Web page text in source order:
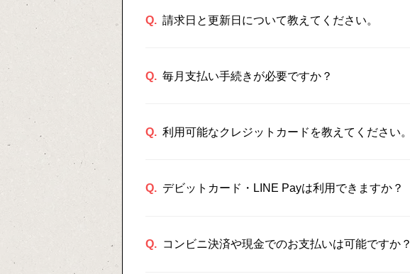
Q. 請求日と更新日について教えてください。
Q. 毎月支払い手続きが必要ですか？
Q. 利用可能なクレジットカードを教えてください。
Q. デビットカード・LINE Payは利用できますか？
Q. コンビニ決済や現金でのお支払いは可能ですか？